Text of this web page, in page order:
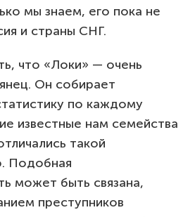
мы знаем, его пока не
и страны СНГ.
что «Локи» — очень
Он собирает
по каждому
известные нам семейства
такой
Подобная
может быть связана,
преступников